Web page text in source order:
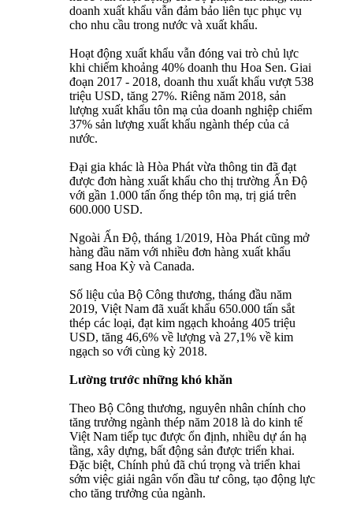
doanh xuất khẩu vẫn đảm bảo liên tục phục vụ
cho nhu cầu trong nước và xuất khẩu.
Hoạt động xuất khẩu vẫn đóng vai trò chủ lực
khi chiếm khoảng 40% doanh thu Hoa Sen. Giai
đoạn 2017 - 2018, doanh thu xuất khẩu vượt 538
triệu USD, tăng 27%. Riêng năm 2018, sản
lượng xuất khẩu tôn mạ của doanh nghiệp chiếm
37% sản lượng xuất khẩu ngành thép của cả
nước.
Đại gia khác là Hòa Phát vừa thông tin đã đạt
được đơn hàng xuất khẩu cho thị trường Ấn Độ
với gần 1.000 tấn ống thép tôn mạ, trị giá trên
600.000 USD.
Ngoài Ấn Độ, tháng 1/2019, Hòa Phát cũng mở
hàng đầu năm với nhiều đơn hàng xuất khẩu
sang Hoa Kỳ và Canada.
Số liệu của Bộ Công thương, tháng đầu năm
2019, Việt Nam đã xuất khẩu 650.000 tấn sắt
thép các loại, đạt kim ngạch khoảng 405 triệu
USD, tăng 46,6% về lượng và 27,1% về kim
ngạch so với cùng kỳ 2018.
Lường trước những khó khăn
Theo Bộ Công thương, nguyên nhân chính cho
tăng trưởng ngành thép năm 2018 là do kinh tế
Việt Nam tiếp tục được ổn định, nhiều dự án hạ
tầng, xây dựng, bất động sản được triển khai.
Đặc biệt, Chính phủ đã chú trọng và triển khai
sớm việc giải ngân vốn đầu tư công, tạo động lực
cho tăng trưởng của ngành.